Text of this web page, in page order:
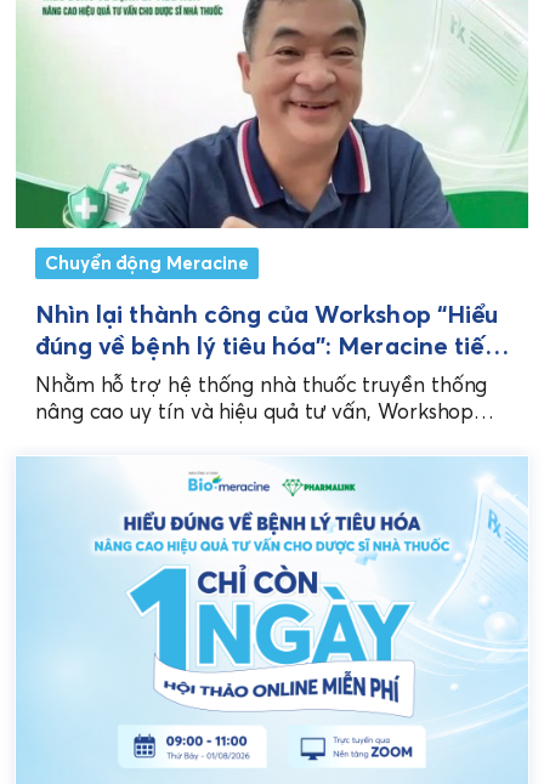
Chuyển động Meracine
Nhìn lại thành công của Workshop “Hiểu
đúng về bệnh lý tiêu hóa”: Meracine tiếp
tục khẳng định sứ mệnh đồng hành cùng
Nhà thuốc Việt
Nhằm hỗ trợ hệ thống nhà thuốc truyền thống
nâng cao uy tín và hiệu quả tư vấn, Workshop